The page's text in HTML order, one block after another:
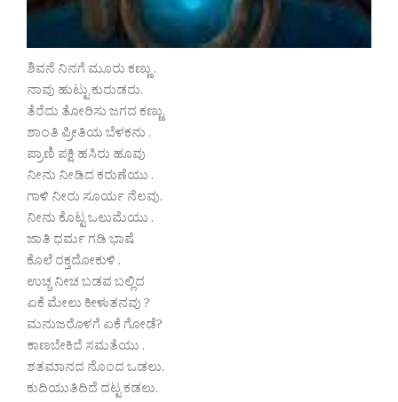
ಶಿವನೆ ನಿನಗೆ ಮೂರು ಕಣ್ಣು .
ನಾವು ಹುಟ್ಟು ಕುರುಡರು.
ತೆರೆದು ತೋರಿಸು ಜಗದ ಕಣ್ಣು.
ಶಾಂತಿ ಪ್ರೀತಿಯ ಬೆಳಕನು .
ಪ್ರಾಣಿ ಪಕ್ಷಿ ಹಸಿರು ಹೂವು
ನೀನು ನೀಡಿದ ಕರುಣೆಯು .
ಗಾಳಿ ನೀರು ಸೂರ್ಯ ನೆಲವು.
ನೀನು ಕೊಟ್ಟ ಒಲುಮೆಯು .
ಜಾತಿ ಧರ್ಮ ಗಡಿ ಭಾಷೆ
ಕೊಲೆ ರಕ್ತದೋಕುಳಿ .
ಉಚ್ಚ ನೀಚ ಬಡವ ಬಲ್ಲಿದ
ಏಕೆ ಮೇಲು ಕೀಳುತನವು ?
ಮನುಜರೊಳಗೆ ಏಕೆ ಗೋಡೆ?
ಕಾಣಬೇಕಿದೆ ಸಮತೆಯು .
ಶತಮಾನದ ನೊಂದ ಒಡಲು.
ಕುದಿಯುತಿದಿದೆ ದಟ್ಟ ಕಡಲು.